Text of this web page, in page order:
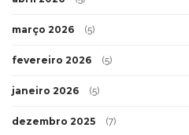
março 2026 (5)
fevereiro 2026 (5)
janeiro 2026 (5)
dezembro 2025 (7)